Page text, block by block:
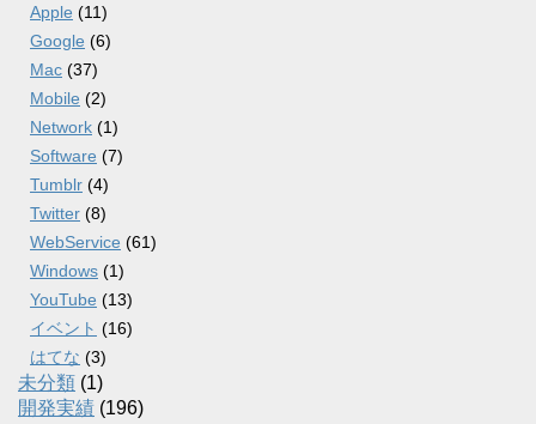
Apple (11)
Google (6)
Mac (37)
Mobile (2)
Network (1)
Software (7)
Tumblr (4)
Twitter (8)
WebService (61)
Windows (1)
YouTube (13)
イベント (16)
はてな (3)
未分類 (1)
開発実績 (196)